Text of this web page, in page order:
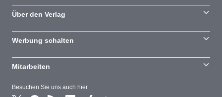
Besuchen Sie uns auch hier
Über den Verlag
Werbung schalten
Mitarbeiten